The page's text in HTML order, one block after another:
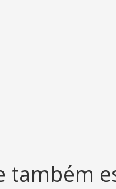
também